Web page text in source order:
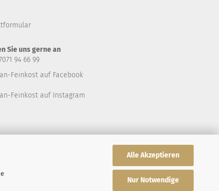
Alle Akzeptieren
Nur Notwendige
Sie uns gerne an
94 66 99
Feinkost auf Facebook
Feinkost auf Instagram